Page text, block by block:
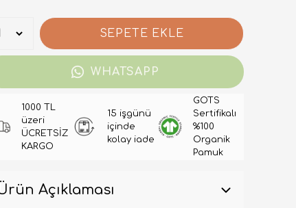
SEPETE EKLE
WHATSAPP
1000 TL
üzeri
ÜCRETSİZ
KARGO
15 işgünü
içinde
kolay iade
GOTS
Sertifikalı
%100
Organik
Pamuk
Açıklaması